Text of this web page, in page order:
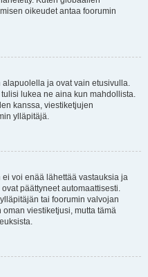
oikeudet antaa foorumin
alapuolella ja ovat vain etusivulla.
lukea ne aina kun mahdollista.
kanssa, viestiketjujen
ylläpitäjä.
voi enää lähettää vastauksia ja
päättyneet automaattisesti.
tai foorumin valvojan
viestiketjusi, mutta tämä